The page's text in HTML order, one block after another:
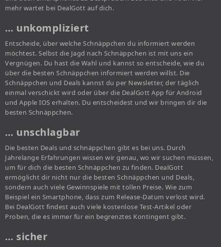
mehr wartet bei DealGott auf dich.
… unkompliziert
Entscheide, über welche Schnäppchen du informiert werden
möchtest. Selbst die Jagd nach Schnäppchen ist mit uns ein
Vergnügen. Du hast die Wahl und kannst so entscheide, wie du
über die besten Schnäppchen informiert werden willst. Die
Schnäppchen und Deals kannst du per Newsletter, der täglich
einmal verschickt wird oder über die DealGott App für Android
und Apple IOS erhalten. Du entscheidest und wir bringen dir die
besten Schnäppchen.
… unschlagbar
Die besten Deals und schnäppchen gibt es bei uns. Durch
Jahrelange Erfahrungen wissen wir genau, wo wir suchen müssen,
um für dich die besten Schnäppchen zu finden. DealGott
ermöglicht dir nicht nur die besten Schnäppchen und Deals,
sondern auch viele Gewinnspiele mit tollen Preise. Wie zum
Beispiel ein Smartphone, dass zum Release-Datum verlost wird.
Bei DealGott findest auch viele kostenlose Test-Artikel oder
Proben, die es immer für ein begrenztes Kontingent gibt.
… sicher